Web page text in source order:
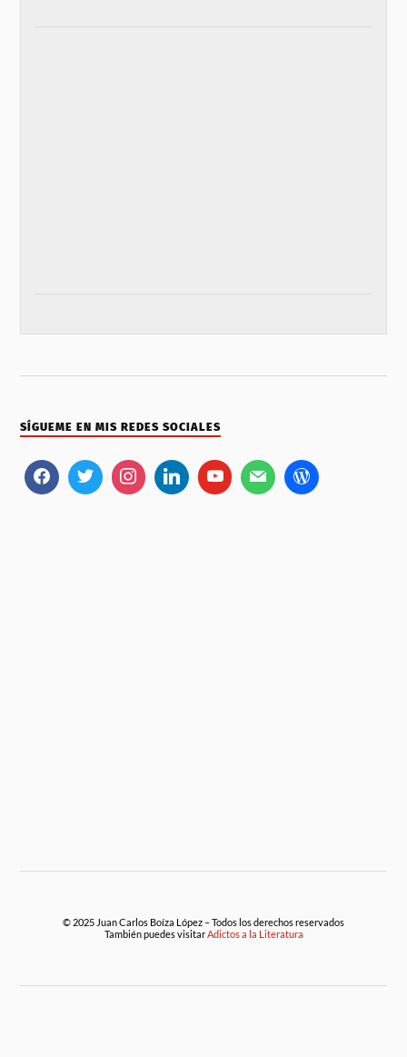
SÍGUEME EN MIS REDES SOCIALES
© 2025 Juan Carlos Boíza López – Todos los derechos reservados
También puedes visitarAdictos a la Literatura